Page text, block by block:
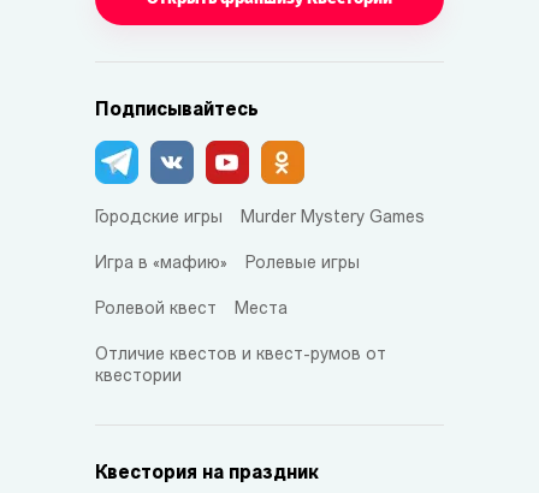
Подписывайтесь
Городские игры Murder Mystery Games
Игра в «мафию» Ролевые игры
Ролевой квест Места
Отличие квестов и квест-румов от
квестории
Квестория на праздник